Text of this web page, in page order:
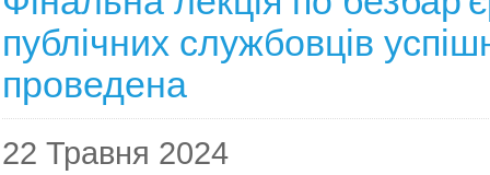
публічних службовців
проведена
22 Травня 2024